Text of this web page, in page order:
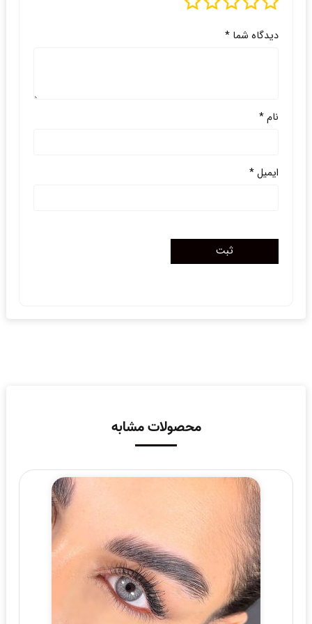
دیدگاه شما *
نام*
ایمیل*
محصولات مشابه